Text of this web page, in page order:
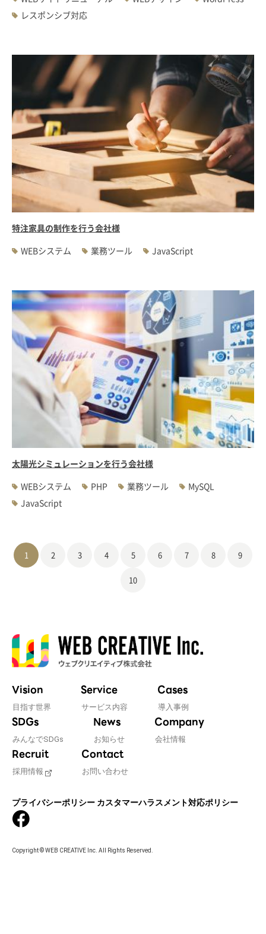
レスポンシブ対応
特注家具の制作を行う会社様
WEBシステム
業務ツール JavaScript
太陽光シミュレーションを行う会社様
WEBシステム
PHP 業務ツール
MySQL
JavaScript
1 2 3 4 5 6 7 8 9
10
Vision
目指す世界
Service
サービス内容
Cases
導入事例
SDGs
みんなでSDGs
News
お知らせ
Company
会社情報
Recruit
採用情報
Contact
お問い合わせ
プライバシーポリシー カスタマーハラスメント対応ポリシー
Copyright © WEB CREATIVE Inc. All Rights Reserved.